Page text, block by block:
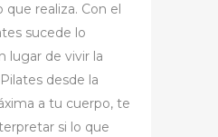
que realiza. Con el
sucede lo
lugar de vivir la
desde la
a tu cuerpo, te
si lo que